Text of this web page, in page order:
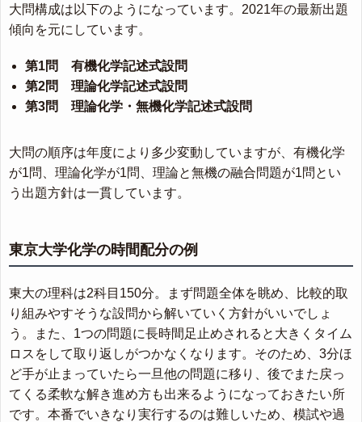
大問構成は以下のようになっています。2021年の最新出題
傾向を元にしています。
第1問 有機化学記述式設問
第2問 理論化学記述式設問
第3問 理論化学・無機化学記述式設問
大問の順序は年度により多少変動していますが、有機化学
が1問、理論化学が1問、理論と無機の融合問題が1問とい
う出題方針は一貫しています。
東京大学化学の時間配分の例
東大の理科は2科目150分。まず問題全体を眺め、比較的取
り組みやすそうな設問から解いていく方針がいいでしょ
う。また、1つの問題に長時間足止めされると大きくタイム
ロスをして取り返しがつかなくなります。そのため、3分ほ
ど手が止まっていたら一旦他の問題に移り、後でまた戻っ
てくる柔軟な解き進め方も出来るようになっておきたい所
です。本番でいきなり実行するのは難しいため、模試や過